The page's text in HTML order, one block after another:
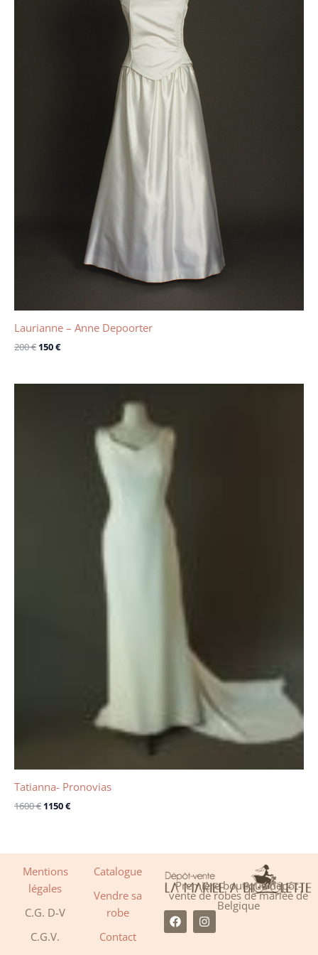
Laurianne – Anne Depoorter
200€ 150€
Tatianna- Pronovias
1600€ 1150€
1150 €.
Mentions
légales
C.G. D-V
C.G.V.
Catalogue
Vendre sa
robe
Contact
Première boutique dépôt-
vente de robes de mariée de
Belgique
F
a
c
I
n
s